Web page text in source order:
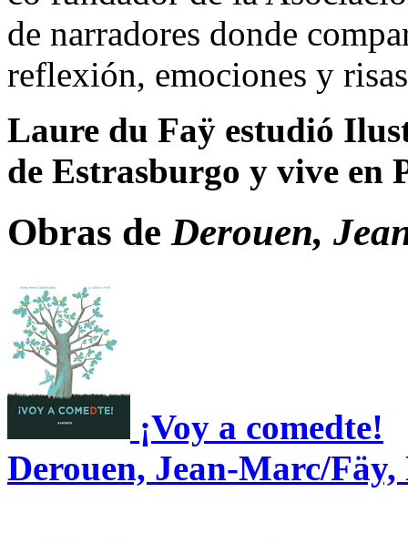
de narradores donde
reflexión, emociones y
Laure du Faÿ estudió
de Estrasburgo y vive en
Obras de Derouen,
¡Voy a comedte!
Derouen, Jean-Marc/